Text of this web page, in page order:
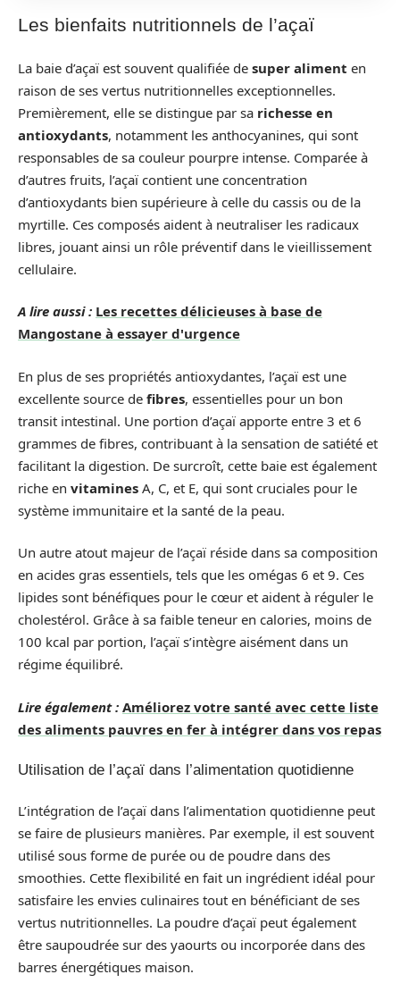
Les bienfaits nutritionnels de l’açaï
La baie d’açaï est souvent qualifiée de super aliment en
raison de ses vertus nutritionnelles exceptionnelles.
Premièrement, elle se distingue par sa richesse en
antioxydants, notamment les anthocyanines, qui sont
responsables de sa couleur pourpre intense. Comparée à
d’autres fruits, l’açaï contient une concentration
d’antioxydants bien supérieure à celle du cassis ou de la
myrtille. Ces composés aident à neutraliser les radicaux
libres, jouant ainsi un rôle préventif dans le vieillissement
cellulaire.
A lire aussi : Les recettes délicieuses à base de
Mangostane à essayer d'urgence
En plus de ses propriétés antioxydantes, l’açaï est une
excellente source de fibres, essentielles pour un bon
transit intestinal. Une portion d’açaï apporte entre 3 et 6
grammes de fibres, contribuant à la sensation de satiété et
facilitant la digestion. De surcroît, cette baie est également
riche en vitamines A, C, et E, qui sont cruciales pour le
système immunitaire et la santé de la peau.
Un autre atout majeur de l’açaï réside dans sa composition
en acides gras essentiels, tels que les omégas 6 et 9. Ces
lipides sont bénéfiques pour le cœur et aident à réguler le
cholestérol. Grâce à sa faible teneur en calories, moins de
100 kcal par portion, l’açaï s’intègre aisément dans un
régime équilibré.
Lire également : Améliorez votre santé avec cette liste
des aliments pauvres en fer à intégrer dans vos repas
Utilisation de l’açaï dans l’alimentation quotidienne
L’intégration de l’açaï dans l’alimentation quotidienne peut
se faire de plusieurs manières. Par exemple, il est souvent
utilisé sous forme de purée ou de poudre dans des
smoothies. Cette flexibilité en fait un ingrédient idéal pour
satisfaire les envies culinaires tout en bénéficiant de ses
vertus nutritionnelles. La poudre d’açaï peut également
être saupoudrée sur des yaourts ou incorporée dans des
barres énergétiques maison.